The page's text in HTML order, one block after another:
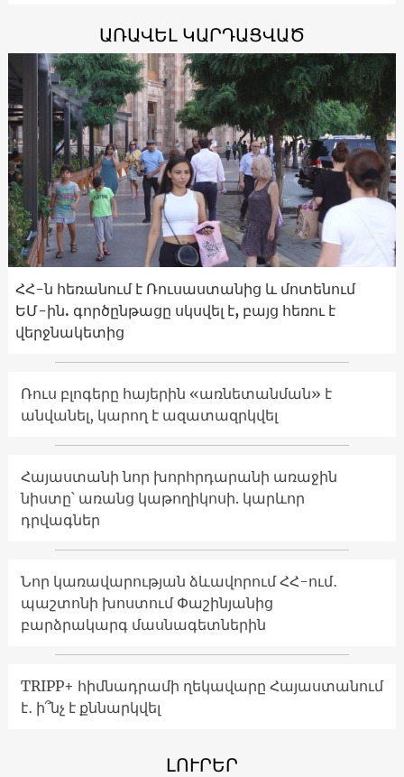
ԱՌԱՎԵԼ ԿԱՐԴԱՑՎԱԾ
ՀՀ-ն հեռանում է Ռուսաստանից և մոտենում
ԵՄ-ին. գործընթացը սկսվել է, բայց հեռու է
վերջնակետից
Ռուս բլոգերը հայերին «առնետանման» է
անվանել, կարող է ազատազրկվել
Հայաստանի նոր խորհրդարանի առաջին
նիստը՝ առանց կաթողիկոսի. կարևոր
դրվագներ
Նոր կառավարության ձևավորում ՀՀ-ում․
պաշտոնի խոստում Փաշինյանից
բարձրակարգ մասնագետներին
TRIPP+ հիմնադրամի ղեկավարը Հայաստանում
է․ ի՞նչ է քննարկվել
ԼՈՒՐԵՐ